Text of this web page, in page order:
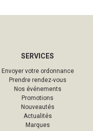
SERVICES
Envoyer votre ordonnance
Prendre rendez-vous
Nos événements
Promotions
Nouveautés
Actualités
Marques